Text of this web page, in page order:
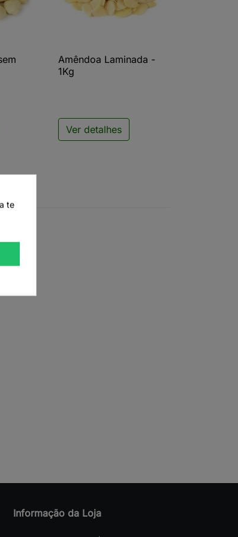
 Vista rápida
Amêndoa Laminada -
1Kg
Ver detalhes
Informação da Loja
te